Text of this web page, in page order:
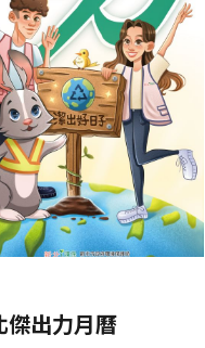
出力月曆